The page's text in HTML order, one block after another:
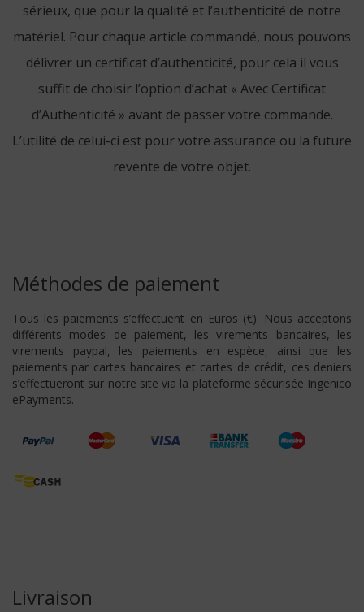
sérieux, que pour la qualité et l’authenticité de notre
matériel. Pour chaque article commandé, nous pouvons
délivrer un certificat d’authenticité, pour cela il vous
suffit de choisir l’option d’achat « Avec Certificat
d’Authenticité » avant de passer votre commande.
L’utilité de celui-ci est pour votre assurance ou la future
revente de votre objet.
Méthodes de paiement
Tous les paiements s’effectuent en Euros (€). Nous acceptons
différents modes de paiement, les virements bancaires, les
virements paypal, les paiements en espèce, ainsi que les
paiements par cartes bancaires et cartes de crédit, ces deniers
s’effectueront sur notre site via la plateforme sécurisée Ingenico
ePayments.
Livraison